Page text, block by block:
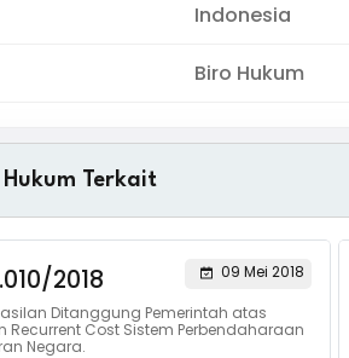
Indonesia
Biro Hukum
Hukum Terkait
2018
09 Mei 2018
Ditanggung Pemerintah atas
Recurrent Cost Sistem Perbendaharaan
Negara.